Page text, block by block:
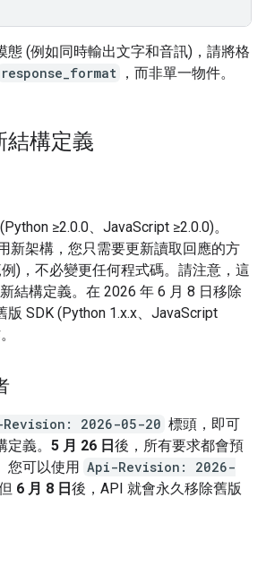
態 (例如同時輸出文字和音訊)，請將格
response_format ，而非單一物件。
結構定義
≥2.0.0、JavaScript ≥2.0.0)。
新架構，您只需要更新讀取回應的方
)，不必變更任何程式碼。請注意，這
結構定義。在 2026 年 6 月 8 日移除
SDK (Python 1.x.x、JavaScript
2026-05-20 標頭，即可
義。 5 月 26 日後，所有要求都會預
您可以使用 Api-Revision: 2026-
6 月 8 日後，API 就會永久移除舊版